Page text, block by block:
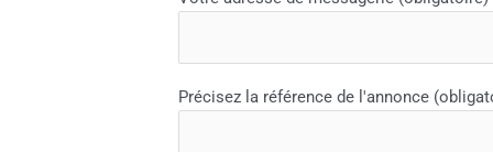
Précisez la référence de l'annonce